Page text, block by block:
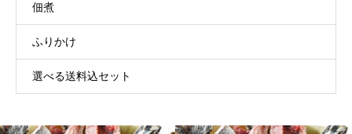
佃煮
ふりかけ
選べる送料込セット